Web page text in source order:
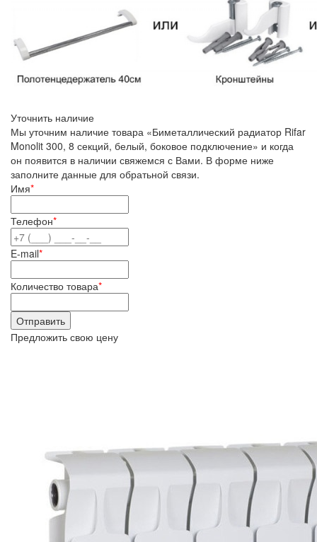
Уточнить наличие
Мы уточним наличие товара «Биметаллический радиатор Rifar
Monolit 300, 8 секций, белый, боковое подключение» и когда
он появится в наличии свяжемся с Вами. В форме ниже
заполните данные для обратьной связи.
Имя*
Телефон*
E-mail*
Количество товара*
Предложить свою цену